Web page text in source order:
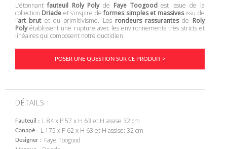
L’étonnantfauteuil Roly Polyde Faye Toogoodest issue de la
collection Driade et s’inspire deformes simples et massivesissu de
l’art brutet du primitivisme. Les rondeurs rassurantesde Roly
Polyétablissent une rupture avec les environnements très stricts et
linéaires qui composent notre quotidien.
POSER UNE QUESTION SUR CE PRODUIT >
DÉTAILS :
Fauteuil L 84 x P 57 x H 63 et H assise 32 cm
Canapé L 175 x P 62 x H 63 et H assise: 32 cm
Designer Faye Toogood